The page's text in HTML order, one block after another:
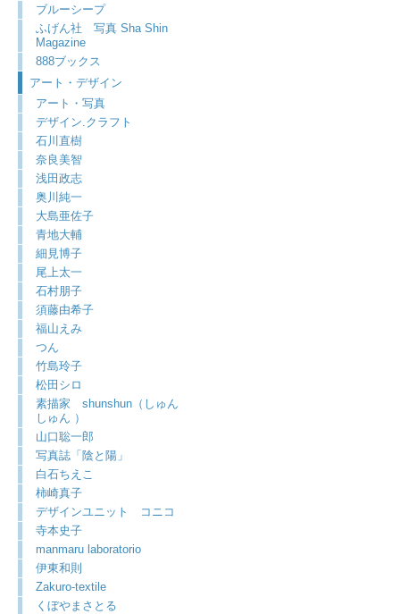
ブルーシープ
ふげん社 写真 Sha Shin
Magazine
888ブックス
アート・デザイン
アート・写真
デザイン.クラフト
石川直樹
奈良美智
浅田政志
奥川純一
大島亜佐子
青地大輔
細見博子
尾上太一
石村朋子
須藤由希子
福山えみ
つん
竹島玲子
松田シロ
素描家 shunshun（しゅん
しゅん ）
山口聡一郎
写真誌「陰と陽」
白石ちえこ
柿崎真子
デザインユニット コニコ
寺本史子
manmaru laboratorio
伊東和則
Zakuro-textile
くぼやまさとる